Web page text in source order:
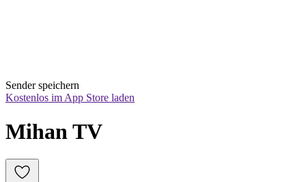
Sender speichern
Kostenlos im App Store laden
Mihan TV